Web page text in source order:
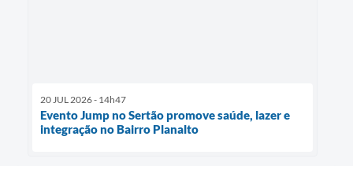
20 JUL 2026 - 14h47
Evento Jump no Sertão promove saúde, lazer e
integração no Bairro Planalto